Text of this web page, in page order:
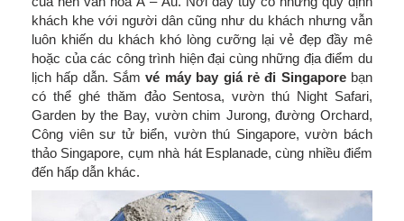
khách khe với người dân cũng như du khách nhưng vẫn
luôn khiến du khách khó lòng cưỡng lại vẻ đẹp đầy mê
hoặc của các công trình hiện đại cùng những địa điểm du
lịch hấp dẫn. Sắmvé máy bay giá rẻ đi Singapore bạn
có thể ghé thăm đảo Sentosa, vườn thú Night Safari,
Garden by the Bay, vườn chim Jurong, đường Orchard,
Công viên sư tử biển, vườn thú Singapore, vườn bách
thảo Singapore, cụm nhà hát Esplanade, cùng nhiều điểm
đến hấp dẫn khác.